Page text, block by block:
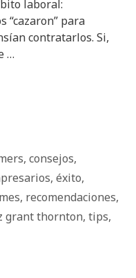
laboral:
“cazaron” para
contratarlos. Si,
…
, consejos,
, éxito,
, recomendaciones,
grant thornton, tips,